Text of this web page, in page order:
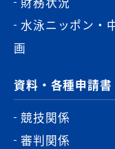
水泳ニッポン・
画
資料・各種申請書
競技関係
審判関係